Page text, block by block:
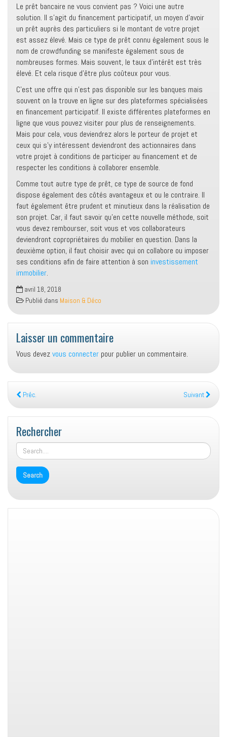
Le prêt bancaire ne vous convient pas ? Voici une autre
solution. Il s’agit du financement participatif, un moyen d’avoir
un prêt auprès des particuliers si le montant de votre projet
est assez élevé. Mais ce type de prêt connu également sous le
nom de crowdfunding se manifeste également sous de
nombreuses formes. Mais souvent, le taux d’intérêt est très
élevé. Et cela risque d’être plus coûteux pour vous.
C’est une offre qui n’est pas disponible sur les banques mais
souvent on la trouve en ligne sur des plateformes spécialisées
en financement participatif. Il existe différentes plateformes en
ligne que vous pouvez visiter pour plus de renseignements.
Mais pour cela, vous deviendrez alors le porteur de projet et
ceux qui s’y intéressent deviendront des actionnaires dans
votre projet à conditions de participer au financement et de
respecter les conditions à collaborer ensemble.
Comme tout autre type de prêt, ce type de source de fond
dispose également des côtés avantageux et ou le contraire. Il
faut également être prudent et minutieux dans la réalisation de
son projet. Car, il faut savoir qu’en cette nouvelle méthode, soit
vous devez rembourser, soit vous et vos collaborateurs
deviendront copropriétaires du mobilier en question. Dans la
deuxième option, il faut choisir avec qui on collabore ou imposer
ses conditions afin de faire attention à son investissement
immobilier.
avril 18, 2018
Publié dans Maison & Déco
Laisser un commentaire
Vous devezvous connecter pour publier un commentaire.
Préc. Suivant
Rechercher